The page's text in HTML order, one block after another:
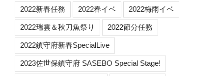
2022新春任務 2022春イベ 2022梅雨イベ
2022瑞雲＆秋刀魚祭り 2022節分任務
2022鎮守府新春SpecialLive
2023佐世保鎮守府 SASEBO Special Stage!